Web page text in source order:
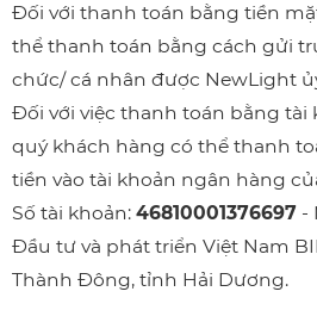
Đối với thanh toán bằng tiền
thể thanh toán bằng cách gửi
chức/ cá nhân được NewLight
Đối với việc thanh toán bằng tài
quý khách hàng có thể thanh
tiền vào tài khoản ngân hàng
Số tài khoản: 46810001376697 -
Đầu tư và phát triển Việt Nam
Thành Đông, tỉnh Hải Dương.